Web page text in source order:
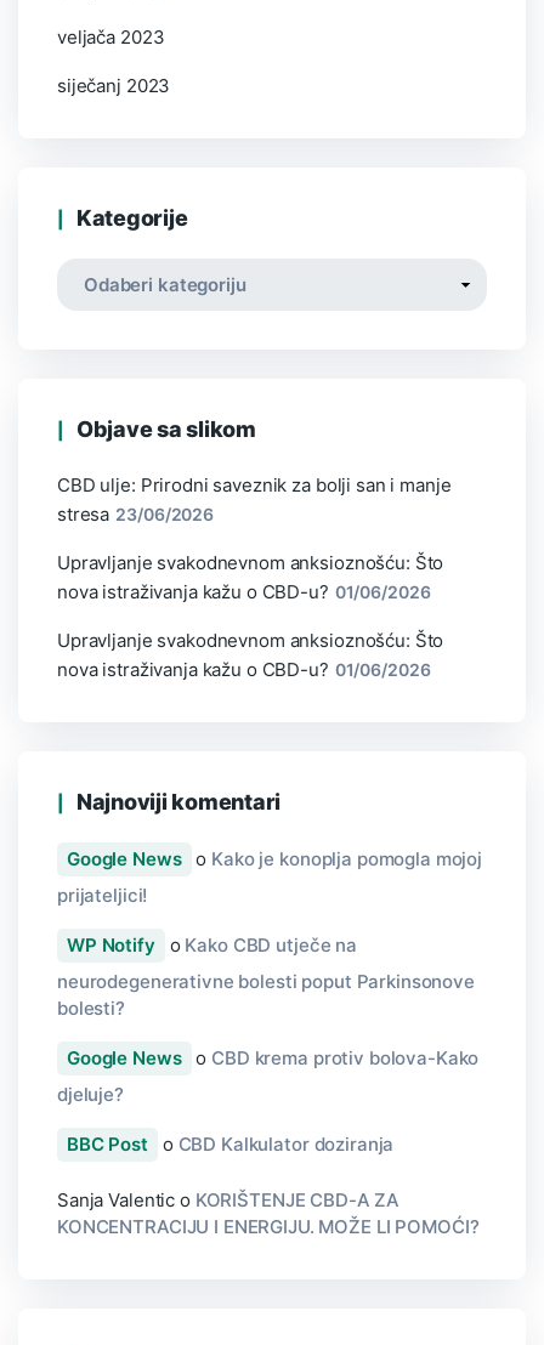
veljača 2023
siječanj 2023
Kategorije
Objave sa slikom
CBD ulje: Prirodni saveznik za bolji san i manje
stresa 23/06/2026
Upravljanje svakodnevnom anksioznošću: Što
nova istraživanja kažu o CBD-u? 01/06/2026
Upravljanje svakodnevnom anksioznošću: Što
nova istraživanja kažu o CBD-u? 01/06/2026
Najnoviji komentari
Google News o Kako je konoplja pomogla mojoj
prijateljici!
WP Notify o Kako CBD utječe na
neurodegenerativne bolesti poput Parkinsonove
bolesti?
Google News o CBD krema protiv bolova-Kako
djeluje?
BBC Post o CBD Kalkulator doziranja
Sanja Valentic o KORIŠTENJE CBD-A ZA
KONCENTRACIJU I ENERGIJU. MOŽE LI POMOĆI?